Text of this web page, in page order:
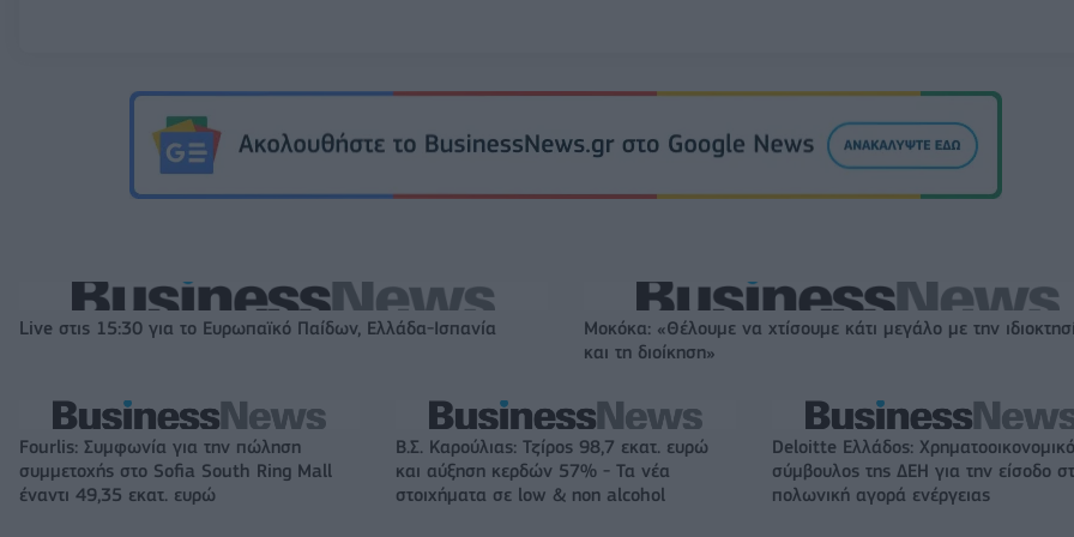
Live στις 15:30 για το Ευρωπαϊκό Παίδων, Ελλάδα-Ισπανία
Μοκόκα: «Θέλουμε να χτίσουμε κάτι μεγάλο με την
και τη διοίκηση»
Fourlis: Συμφωνία για την πώληση
συμμετοχής στο Sofia South Ring Mall
έναντι 49,35 εκατ. ευρώ
Β.Σ. Καρούλιας: Τζίρος 98,7 εκατ. ευρώ
και αύξηση κερδών 57% - Τα νέα
στοιχήματα σε low & non alcohol
Deloitte Ελλάδος:
σύμβουλος της ΔΕΗ για την είσοδο
πολωνική αγορά ενέργειας